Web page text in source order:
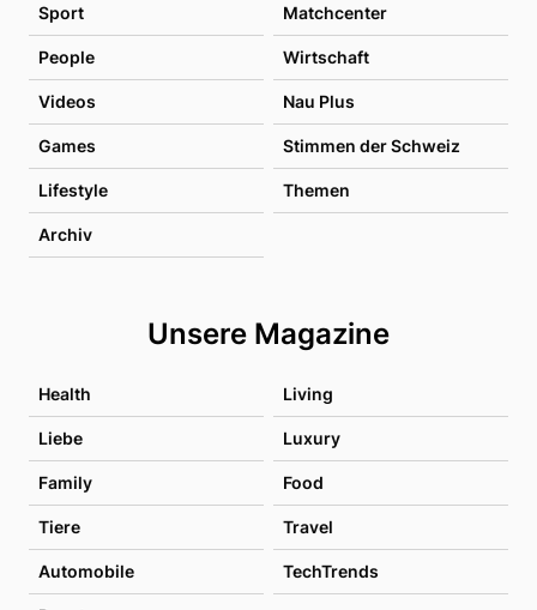
Sport Matchcenter
People Wirtschaft
Videos Nau Plus
Games Stimmen der Schweiz
Lifestyle Themen
Archiv
Unsere Magazine
Health Living
Liebe Luxury
Family Food
Tiere Travel
Automobile TechTrends